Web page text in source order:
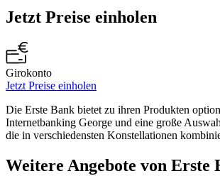
Jetzt Preise einholen
Girokonto
Jetzt Preise einholen
Die Erste Bank bietet zu ihren Produkten
Internetbanking George und eine große
die in verschiedensten Konstellationen
Weitere Angebote von Erste